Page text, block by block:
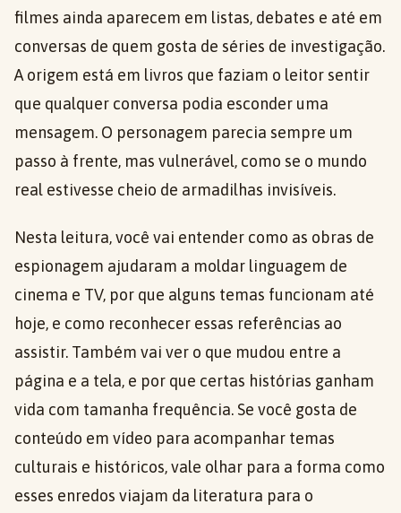
filmes ainda aparecem em listas, debates e até em
conversas de quem gosta de séries de investigação.
A origem está em livros que faziam o leitor sentir
que qualquer conversa podia esconder uma
mensagem. O personagem parecia sempre um
passo à frente, mas vulnerável, como se o mundo
real estivesse cheio de armadilhas invisíveis.
Nesta leitura, você vai entender como as obras de
espionagem ajudaram a moldar linguagem de
cinema e TV, por que alguns temas funcionam até
hoje, e como reconhecer essas referências ao
assistir. Também vai ver o que mudou entre a
página e a tela, e por que certas histórias ganham
vida com tamanha frequência. Se você gosta de
conteúdo em vídeo para acompanhar temas
culturais e históricos, vale olhar para a forma como
esses enredos viajam da literatura para o